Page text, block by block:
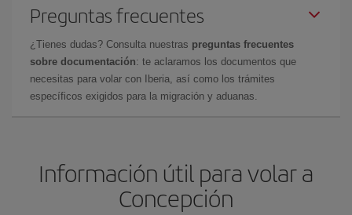
Preguntas frecuentes
¿Tienes dudas? Consulta nuestras preguntas frecuentes
sobre documentación: te aclaramos los documentos que
necesitas para volar con Iberia, así como los trámites
específicos exigidos para la migración y aduanas.
Información útil para volar a
Concepción